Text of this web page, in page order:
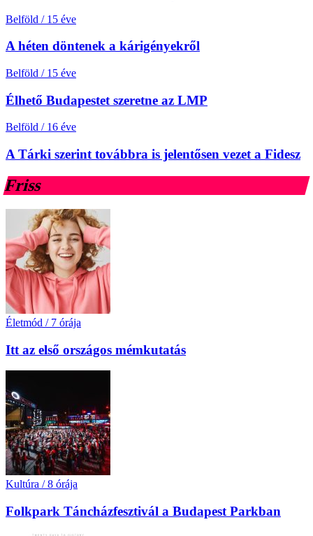
Belföld / 15 éve
A héten döntenek a kárigényekről
Belföld / 15 éve
Élhető Budapestet szeretne az LMP
Belföld / 16 éve
A Tárki szerint továbbra is jelentősen vezet a Fidesz
Friss
Életmód / 7 órája
Itt az első országos mémkutatás
Kultúra / 8 órája
Folkpark Táncházfesztivál a Budapest Parkban